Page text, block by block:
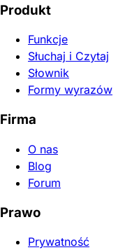
Produkt
Funkcje
Słuchaj i Czytaj
Słownik
Formy wyrazów
Firma
O nas
Blog
Forum
Prawo
Prywatność